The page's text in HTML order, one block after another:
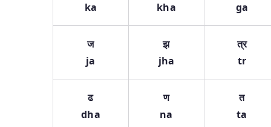
ka
kha
ga
ज
ja
झ
jha
त्र
tr
ढ
dha
ण
na
त
ta